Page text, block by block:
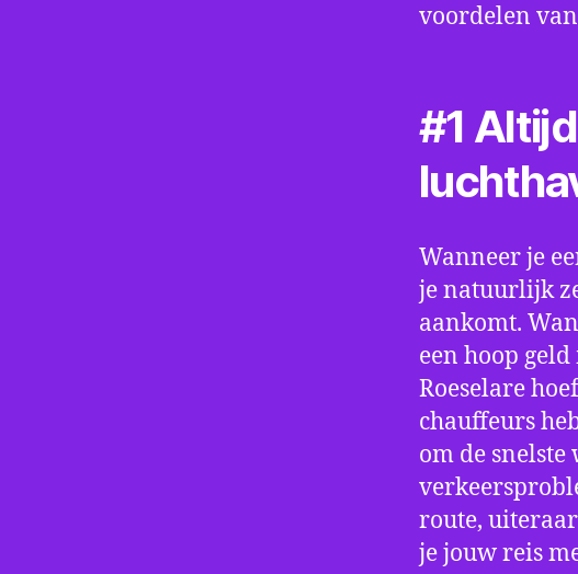
voordelen
#1
Wanneer je
je natuurlijk
aankomt.
een hoop
Roeselare
chauffeurs
om de
route,
je jouw reis